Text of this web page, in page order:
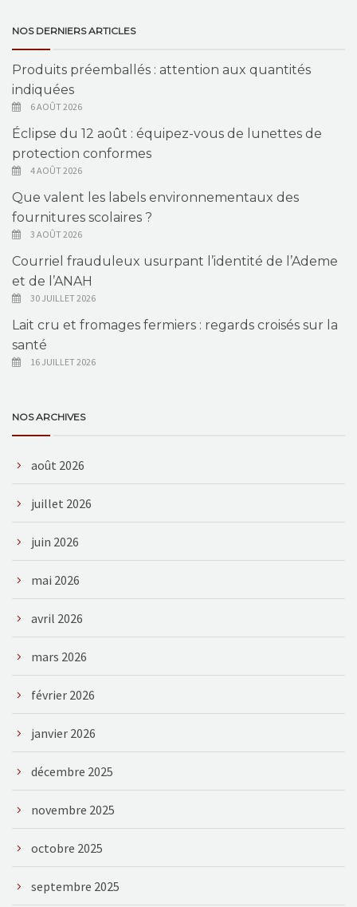
NOS DERNIERS ARTICLES
Produits préemballés : attention aux quantités
indiquées
6 AOÛT 2026
Éclipse du 12 août : équipez-vous de lunettes de
protection conformes
4 AOÛT 2026
Que valent les labels environnementaux des
fournitures scolaires ?
3 AOÛT 2026
Courriel frauduleux usurpant l’identité de l’Ademe
et de l’ANAH
30 JUILLET 2026
Lait cru et fromages fermiers : regards croisés sur la
santé
16 JUILLET 2026
NOS ARCHIVES
août 2026
juillet 2026
juin 2026
mai 2026
avril 2026
mars 2026
février 2026
janvier 2026
décembre 2025
novembre 2025
octobre 2025
septembre 2025